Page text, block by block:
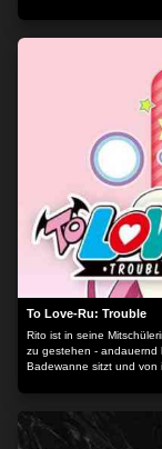
Artgenossen und erleben
Tierfilm zeigt das Leben
in die Welt der kleinen
wird bereitgestellt von:
To Love-Ru: Trouble
Rito ist in seine
zu gestehen - andauernd
Badewanne sitzt und von
Vater ist. Kurzerhand